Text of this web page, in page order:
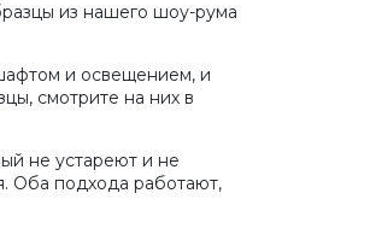
из нашего шоу-рума
и освещением, и
смотрите на них в
не устареют и не
Оба подхода работают,